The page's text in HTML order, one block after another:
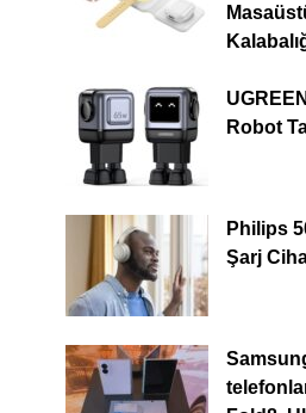
Robot
Philips
Şarj